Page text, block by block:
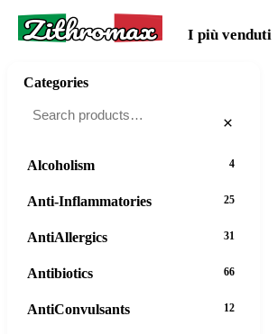
Zithromax I più venduti
Categories
×
Alcoholism 4
Anti-Inflammatories 25
AntiAllergics 31
Antibiotics 66
AntiConvulsants 12